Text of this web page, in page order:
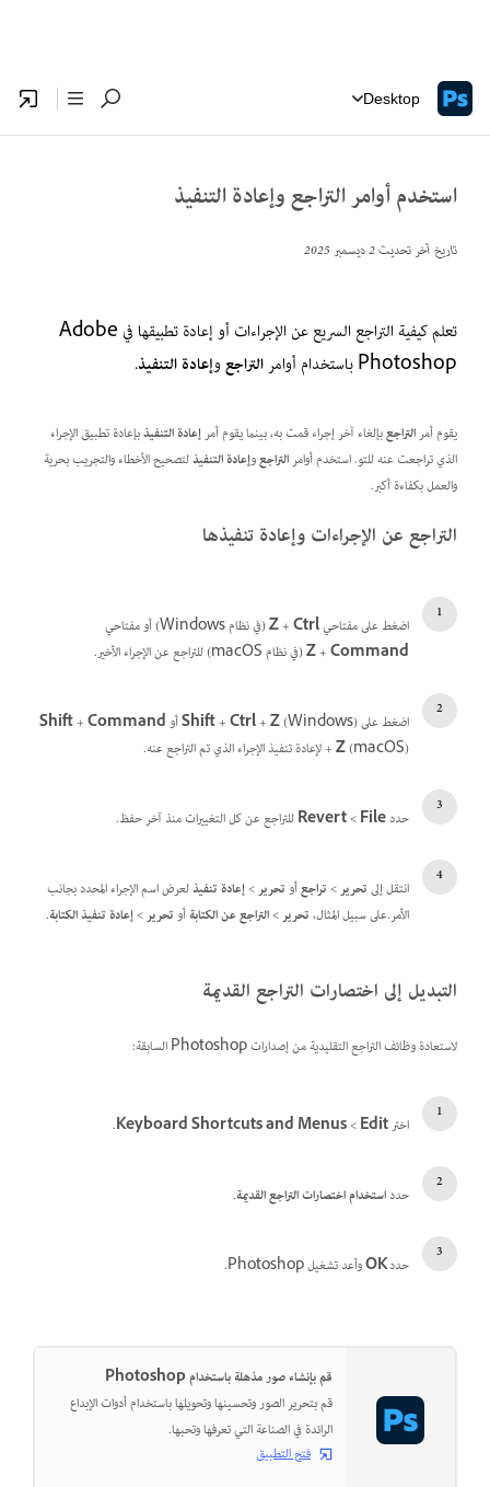
Desktop
استخدم أوامر التراجع وإعادة التنفيذ
تاريخ آخر تحديث2 ديسمبر 2025
تعلم كيفية التراجع السريع عن الإجراءات أو إعادة تطبيقها في Adobe
Photoshop باستخدام أوامر
التراجعوإعادة التنفيذ.
يقوم أمرالتراجعبإلغاء آخر إجراء قمت به، بينما يقوم أمرإعادة التنفيذبإعادة تطبيق الإجراء
الذي تراجعت عنه للتو. استخدم أوامرالتراجعوإعادة التنفيذلتصحيح الأخطاء والتجريب بحرية
والعمل بكفاءة أكبر.
التراجع عن الإجراءات وإعادة تنفيذها
اضغط على مفتاحيCtrl‏
+
Z(في نظام Windows) أو مفتاحي
Command‏
+
Z(في نظام macOS) للتراجع عن الإجراء الأخير.
اضغط على Shift+Ctrl+Z(Windows) أو Shift+Command
+Z(macOS) لإعادة تنفيذ الإجراء الذي تم التراجع عنه.
حددFile‏
>
Revertللتراجع عن كل التغييرات منذ آخر حفظ.
انتقل إلىتحرير>تراجعأوتحرير>إعادة تنفيذلعرض اسم الإجراء المحدد بجانب
الأمر.على سبيل المثال،تحرير>التراجع عن الكتابةأوتحرير>إعادة تنفيذ الكتابة.
التبديل إلى اختصارات التراجع القديمة
لاستعادة وظائف التراجع التقليدية من إصدارات Photoshop السابقة:
اخترEdit‏
>
Keyboard Shortcuts and Menus
.
حدداستخدام اختصارات التراجع القديمة.
حددOKوأعد تشغيل Photoshop.
قم بإنشاء صور مذهلة باستخدام Photoshop
قم بتحرير الصور وتحسينها وتحويلها باستخدام أدوات الإبداع
الرائدة في الصناعة التي تعرفها وتحبها.
فتح التطبيق